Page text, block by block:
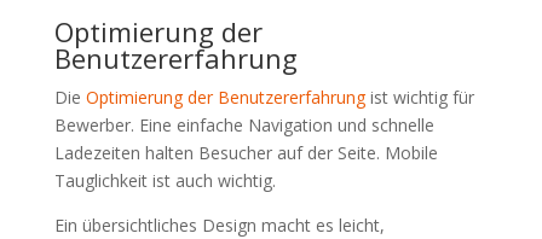
Optimierung der
Benutzererfahrung
Die Optimierung der Benutzererfahrungist wichtig für
Bewerber. Eine einfache Navigation und schnelle
Ladezeiten halten Besucher auf der Seite. Mobile
Tauglichkeit ist auch wichtig.
Ein übersichtliches Design macht es leicht,